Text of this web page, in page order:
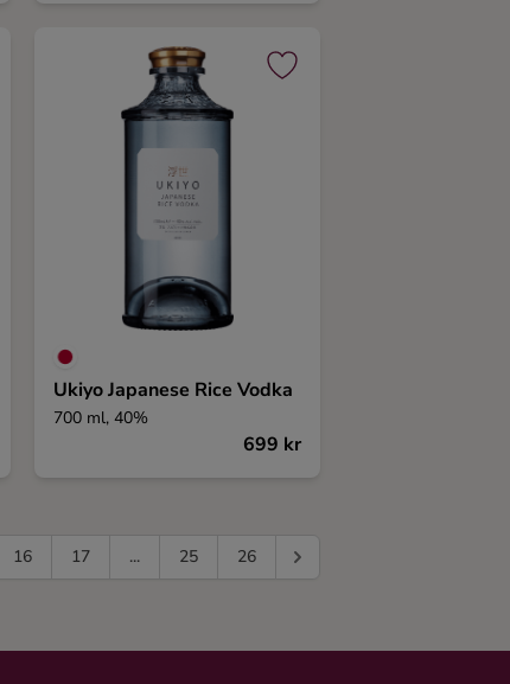
Ukiyo Japanese Rice Vodka
700 ml, 40%
699 kr
16 17 ... 25 26